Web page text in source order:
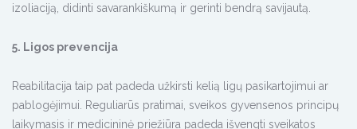
izoliaciją, didinti savarankiškumą ir gerinti bendrą savijautą.
5. Ligos prevencija
Reabilitacija taip pat padeda užkirsti kelią ligų pasikartojimui ar
pablogėjimui. Reguliarūs pratimai, sveikos gyvensenos principų
laikymasis ir medicininė priežiūra padeda išvengti sveikatos